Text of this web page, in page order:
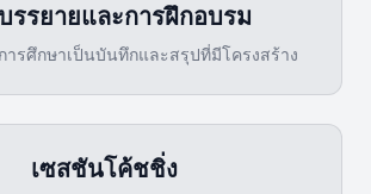
รรยายและการฝึกอบรม
ารศึกษาเป็นบันทึกและสรุปที่มีโครงสร้าง
เซสชันโค้ชชิ่ง